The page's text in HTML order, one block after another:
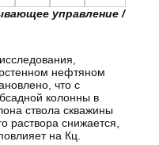
управление /
нефтяном
что с
колонны в
ствола скважины
раствора снижается,
на Кц.